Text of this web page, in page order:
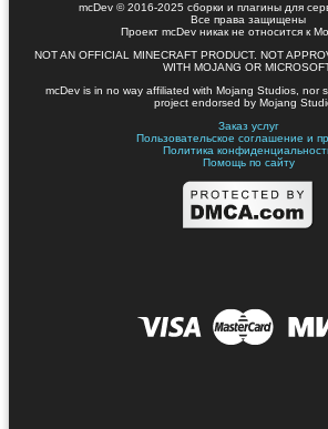
mcDev © 2016-2025 сборки и плагины для
Все права защищены
Проект mcDev никак не относится к
NOT AN OFFICIAL MINECRAFT PRODUCT. NOT
WITH MOJANG OR
mcDev is in no way affiliated with Mojang Studios, nor
project endorsed by Mojang
Заказ услуг
Пользовательское соглашение и
Политика
Помощь по сайту